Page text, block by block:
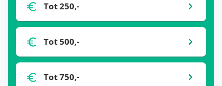
Tot 250,-
Tot 500,-
Tot 750,-